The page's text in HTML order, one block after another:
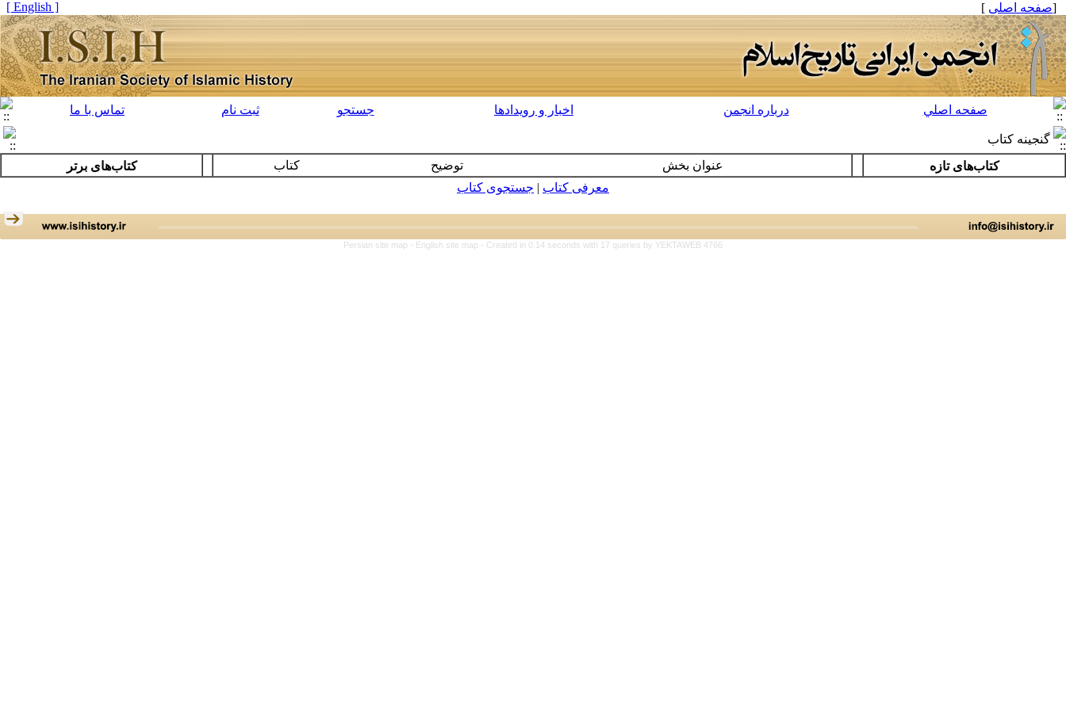
[صفحه اصلی ]
[ English ]
صفحه اصلي درباره انجمن اخبار و رویدادها جستجو ثبت نام تماس با ما
گنجینه کتاب
کتاب‌هاى تازه
عنوان بخش توضیح کتاب
کتاب‌هاى برتر
معرفی كتاب | جستجوی كتاب‌
Persian site map - English site map - Created in 0.14 seconds with 17 queries by YEKTAWEB 4766